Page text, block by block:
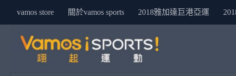
vamos store 關於vamos sports 2018雅加達巨港亞運